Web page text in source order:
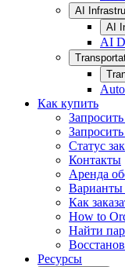
AI
AI
AI
Как купить
Статус
Контакты
Аренда
Варианты
Как
How to
Найти
Ресурсы